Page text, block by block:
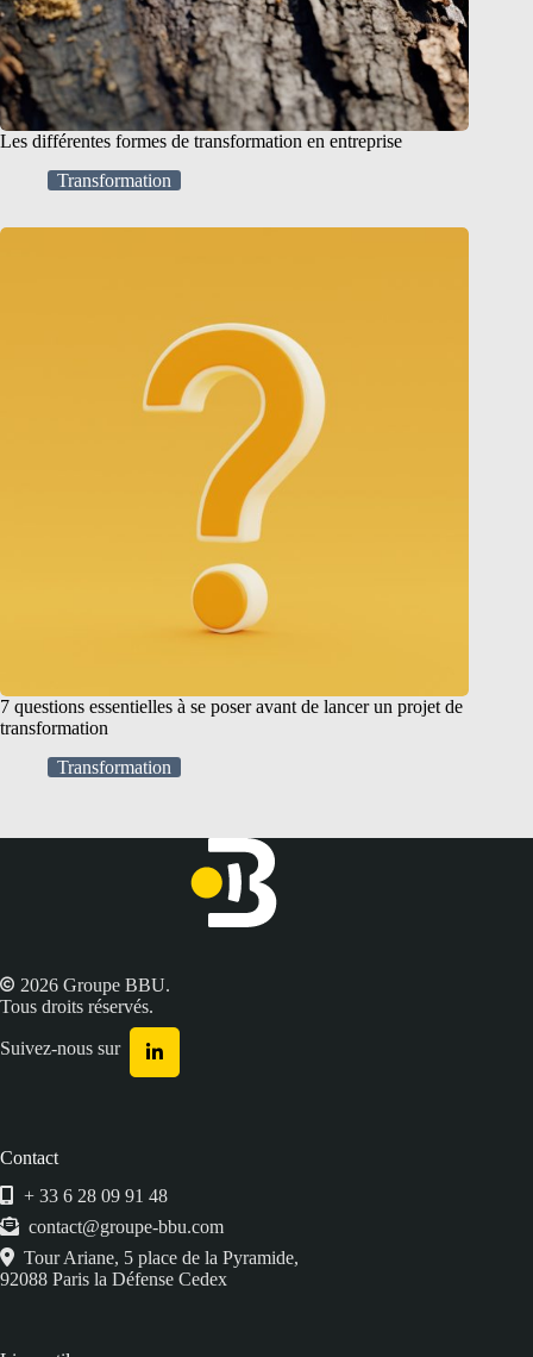
Les différentes formes de transformation en entreprise
Transformation
7 questions essentielles à se poser avant de lancer un projet de
transformation
Transformation
2026 Groupe BBU.
Tous droits réservés.
Suivez-nous sur
Contact
+ 33 6 28 09 91 48
contact@groupe-bbu.com
Tour Ariane, 5 place de la Pyramide,
92088 Paris la Défense Cedex